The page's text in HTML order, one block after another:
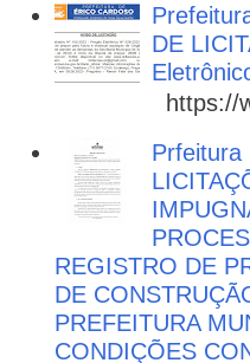
DE
https://
Prfeitura
REGISTRO DE
DE
PREFEITURA
CONDIÇÕES